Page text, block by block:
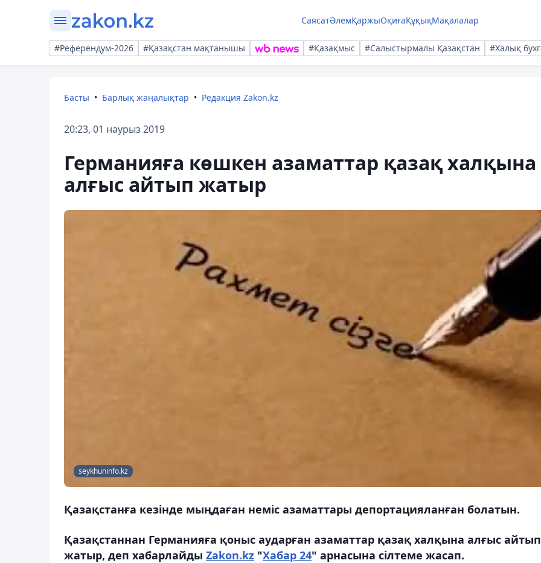
СаясатӘлемҚаржыОқиғаҚұқықМақалалар
#Референдум-2026 #Қазақстан мақтанышы #Қазақмыс #Салыстырмалы Қазақстан #Халық
Басты Барлық жаңалықтар Редакция Zakon.kz
20:23, 01 наурыз 2019
Германияға көшкен азаматтар қазақ халқына
алғыс айтып жатыр
seykhuninfo.kz
Қазақстанға кезінде мыңдаған неміс азаматтары депортацияланған болатын.
Қазақстаннан Германияға қоныс аударған азаматтар қазақ халқына алғыс айтып
жатыр, деп хабарлайды Zakon.kz "Хабар 24" арнасына сілтеме жасап.